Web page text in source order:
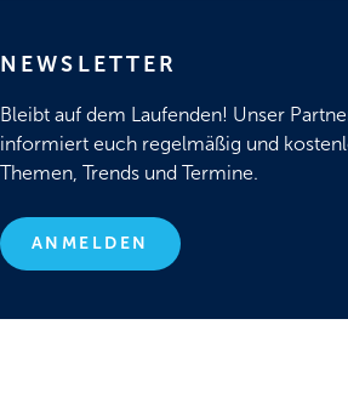
NEWSLETTER
Bleibt auf dem Laufenden! Unser
informiert euch regelmäßig und
Themen, Trends und Termine.
ANMELDEN